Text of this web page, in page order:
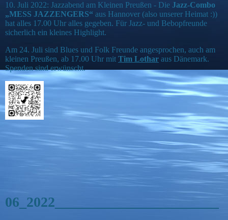
10. Juli 2022: Jazzabend am Kleinen Preußen - Die Jazz-Combo
„MESS JAZZENGERS“ aus Hannover (also unserer Heimat :))
hat alles 17.00 Uhr alles gegeben. Für Jazz- und Bebopfreunde
sicherlich ein kleines Highlight.
Am 24. Juli sind Blues und Folk Freunde angesprochen, auch am
kleinen Preußen, ab 17.00 Uhr mit Tim Lothar aus Dänemark.
Spenden sind erwünscht.
06_2022_______________________